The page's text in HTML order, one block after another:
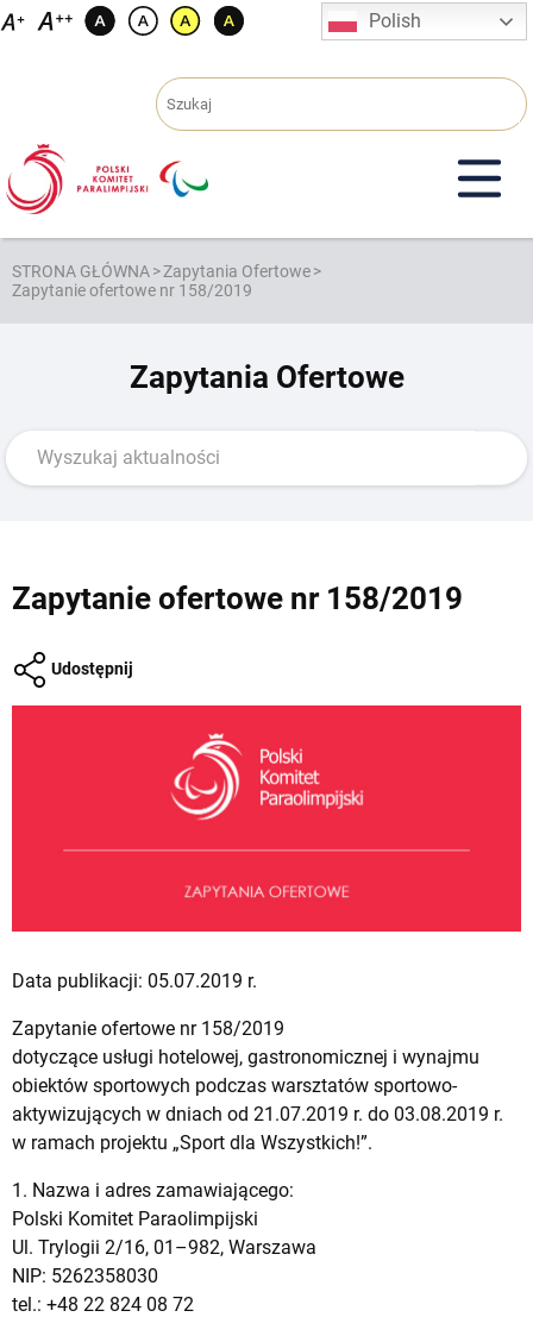
Przejdź
Polish
STRONA GŁÓWNA>Zapytania Ofertowe>
Zapytanie ofertowe nr 158/2019
Zapytania Ofertowe
Zapytanie ofertowe nr 158/2019
Udostępnij
Data publikacji: 05.07.2019 r.
Zapytanie ofertowe nr 158/2019
dotyczące usługi hotelowej, gastronomicznej i wynajmu
obiektów sportowych podczas warsztatów sportowo-
aktywizujących w dniach od 21.07.2019 r. do 03.08.2019 r.
w ramach projektu „Sport dla Wszystkich!”.
1. Nazwa i adres zamawiającego:
Polski Komitet Paraolimpijski
Ul. Trylogii 2/16, 01–982, Warszawa
NIP: 5262358030
tel.: +48 22 824 08 72